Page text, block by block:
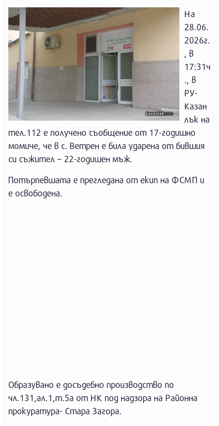
На
28.06.
2026г.
, в
17:31ч
., в
РУ-
Казан
лък на
тел.112 е получено съобщение от 17-годишно
момиче, че в с. Ветрен е била ударена от бившия
си съжител – 22-годишен мъж.
Потърпевшата е прегледана от екип на ФСМП и
е освободена.
Образувано е досъдебно производство по
чл.131,ал.1,т.5а от НК под надзора на Районна
прокуратура- Стара Загора.